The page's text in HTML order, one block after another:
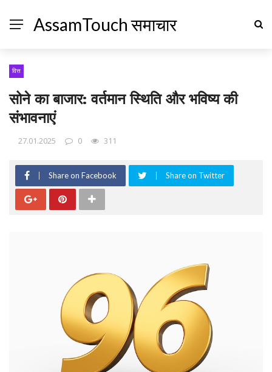
AssamTouch समाचार
वित्त
सोने का बाजार: वर्तमान स्थिति और भविष्य की
संभावनाएं
27.01.2025 0 311
Share on Facebook Share on Twitter